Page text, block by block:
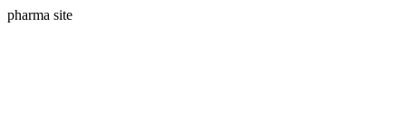
pharma site